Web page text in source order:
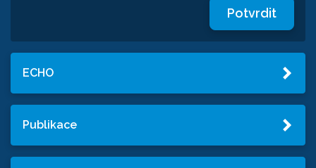
Potvrdit
ECHO
Publikace